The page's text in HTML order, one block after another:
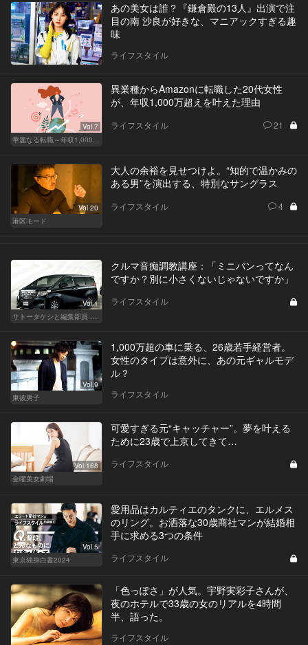
あの美女は誰？『鎌倉殿の13人』出演で注
目の南 沙良が好きな、マニアックすぎる趣
味
ライフスタイル
Vol.7
華麗なる転職～年収1,000万超の道～
異業種からAmazonに転職した20代女性
が、年収1,000万超えを叶えた理由
ライフスタイル 21
Vol.20
港区モード
大人の余裕を見せつけよ。“知的で温かみの
ある男”を演出する、特別なサングラス
ライフスタイル 4
Vol.1
サトータケシと編集部員 船山の"CAR GENTSへの道"
クルマ音痴調教講座：「ミニバンってなん
ですか？別に小さくないじゃないですか」
ライフスタイル
Vol.9
東彼男子
1,000万超の車に乗る、26歳若手経営者。
女性のタイプは意外に、あの元ギャルモデ
ル？
ライフスタイル
Vol.168
金曜美女劇場
可愛すぎる元“キャッチャー”。夢を叶える
ために23歳で上京してきて…
ライフスタイル
Vol.5
東京独身白書2024
愛用品はカルティエのタンクに、エルメス
のリング。お洒落な30歳商社マンが結婚相
手に求める3つの条件
ライフスタイル
「色っぽさ」が人気。宇野実彩子さんが、
夜のホテルで33歳の女のリアルを4時間
半、語った。
ライフスタイル